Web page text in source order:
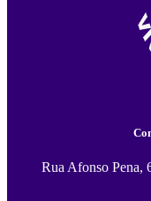
Rua Afonso Pena,